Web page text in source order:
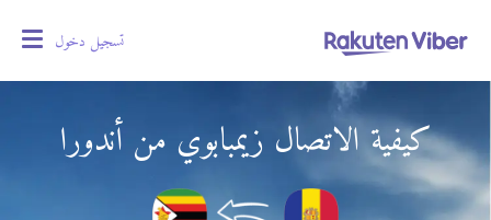
تسجيل دخول
كيفية الاتصال زيمبابوي من أندورا